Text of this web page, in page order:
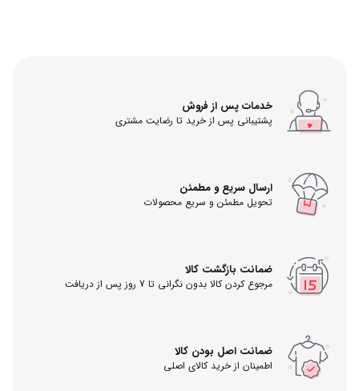
خدمات پس از فروش
پشتیبانی پس از خرید تا رضایت مشتری
ارسال سریع و مطمئن
تحویل مطمئن و سریع محصولات
ضمانت بازگشت کالا
مرجوع کردن کالا بدون نگرانی تا 7 روز پس از دریافت
ضمانت اصل بودن کالا
اطمینان از خرید کالای اصلی